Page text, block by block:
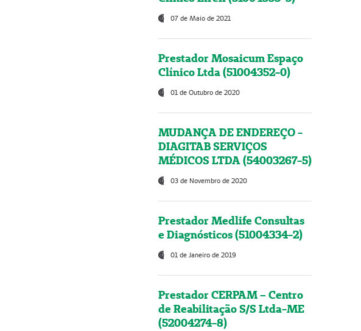
07 de Maio de 2021
Prestador Mosaicum Espaço
Clínico Ltda (51004352-0)
01 de Outubro de 2020
MUDANÇA DE ENDEREÇO -
DIAGITAB SERVIÇOS
MÉDICOS LTDA (54003267-5)
03 de Novembro de 2020
Prestador Medlife Consultas
e Diagnósticos (51004334-2)
01 de Janeiro de 2019
Prestador CERPAM – Centro
de Reabilitação S/S Ltda-ME
(52004274-8)